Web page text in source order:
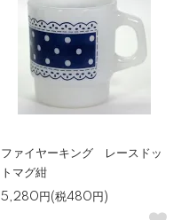
ファイヤーキング レースドッ
トマグ紺
5,280円(税480円)